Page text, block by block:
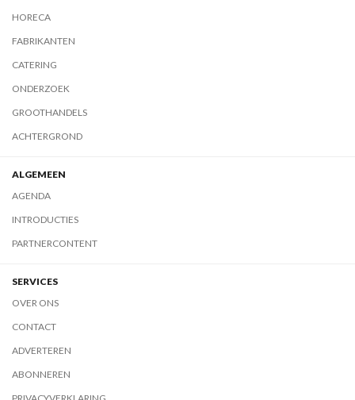
HORECA
FABRIKANTEN
CATERING
ONDERZOEK
GROOTHANDELS
ACHTERGROND
ALGEMEEN
AGENDA
INTRODUCTIES
PARTNERCONTENT
SERVICES
OVER ONS
CONTACT
ADVERTEREN
ABONNEREN
PRIVACYVERKLARING